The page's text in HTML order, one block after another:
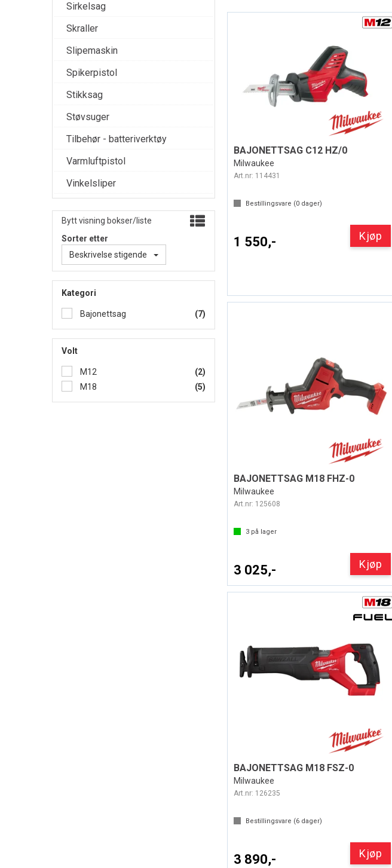
Bytt visning bokser/liste
Sorter etter
Beskrivelse stigende
Kategori
Bajonettsag (7)
Volt
M12
(2)
M18
(5)
Sirkelsag
Skraller
Slipemaskin
Spikerpistol
Stikksag
Støvsuger
Tilbehør - batteriverktøy
Varmluftpistol
Vinkelsliper
BAJONETTSAG C12 HZ/0
Milwaukee
Art.nr: 114431
Bestillingsvare (0dager)
1 550,- Kjøp
BAJONETTSAG M18 FHZ-0
Milwaukee
Art.nr: 125608
3på lager
3 025,- Kjøp
BAJONETTSAG M18 FSZ-0
Milwaukee
Art.nr: 126235
Bestillingsvare (6dager)
3 890,- Kjøp